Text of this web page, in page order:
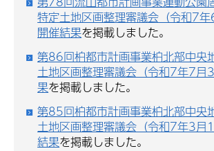
特定土地区画整理審議会（令和7
開催結果を掲載しました。
第86回柏都市計画事業柏北部中央
土地区画整理審議会（令和7年7月
果を掲載しました。
第85回柏都市計画事業柏北部中央
土地区画整理審議会（令和7年3月
結果を掲載しました。